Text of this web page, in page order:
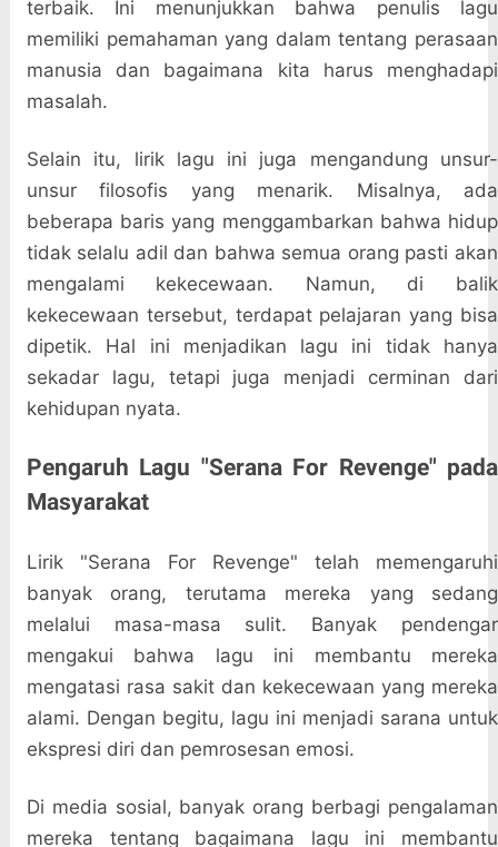
terbaik. Ini menunjukkan bahwa penulis lagu
memiliki pemahaman yang dalam tentang perasaan
manusia dan bagaimana kita harus menghadapi
masalah.
Selain itu, lirik lagu ini juga mengandung unsur-
unsur filosofis yang menarik. Misalnya, ada
beberapa baris yang menggambarkan bahwa hidup
tidak selalu adil dan bahwa semua orang pasti akan
mengalami kekecewaan. Namun, di balik
kekecewaan tersebut, terdapat pelajaran yang bisa
dipetik. Hal ini menjadikan lagu ini tidak hanya
sekadar lagu, tetapi juga menjadi cerminan dari
kehidupan nyata.
Pengaruh Lagu "Serana For Revenge" pada
Masyarakat
Lirik "Serana For Revenge" telah memengaruhi
banyak orang, terutama mereka yang sedang
melalui masa-masa sulit. Banyak pendengar
mengakui bahwa lagu ini membantu mereka
mengatasi rasa sakit dan kekecewaan yang mereka
alami. Dengan begitu, lagu ini menjadi sarana untuk
ekspresi diri dan pemrosesan emosi.
Di media sosial, banyak orang berbagi pengalaman
mereka tentang bagaimana lagu ini membantu